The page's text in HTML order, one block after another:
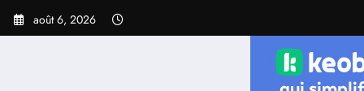
Aller
août 6, 2026